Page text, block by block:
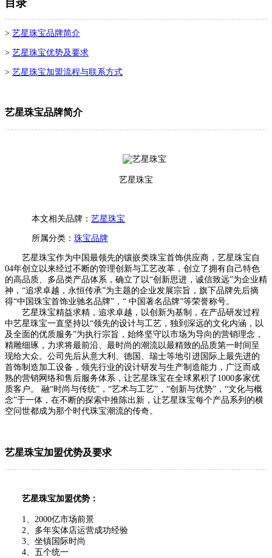
目录
> 艺星珠宝品牌简介
> 艺星珠宝优势及要求
> 艺星珠宝加盟流程与联系方式
艺星珠宝品牌简介
艺星珠宝
本文相关品牌： 艺星珠宝
所属分类： 珠宝品牌
艺星珠宝作为中国最领先的镶嵌类珠宝首饰供应商，艺星珠宝自
04年创立以来经过不断的管理创新与工艺改革，创立了拥有自己特色
的高品质、多品类产品体系，确立了以“创新思进，诚信致远”为企业精
神，“追求卓越，永恒传承”为主题的企业发展宗旨，旗下品牌先后摘
得“中国珠宝首饰业驰名品牌”，“ 中国著名品牌”等荣誉称号。
艺星珠宝精益求精，追求卓越，以创新为基制，在产品研发过程
中艺星珠宝一直坚持以“领先的设计与工艺，独到深远的文化内涵，以
及全面的优质服务”为执行宗旨，始终坚守以市场为导向的营销理念，
精雕细琢，力求将最前沿、最时尚的潮流以最精致的品质第一时间呈
现给大众。公司先后从意大利、德国、瑞士等地引进国际上最先进的
首饰制造加工设备，领先行业的设计研发与生产制造能力，广泛而成
熟的营销网络和售后服务体系，让艺星珠宝在全球累积了1000多家优
质客户。 融“时尚与传统”，“艺术与工艺”，“创新与优势”，“文化与概
念”于一体，在不断的探索中推陈出新，让艺星珠宝每个产品系列的横
空问世都成为那个时代珠宝潮流的传奇。
艺星珠宝加盟优势及要求
艺星珠宝加盟优势：
1、2000亿市场前景
2、多年实体店运营成功经验
3、坐镇国际时尚
4、五个统一